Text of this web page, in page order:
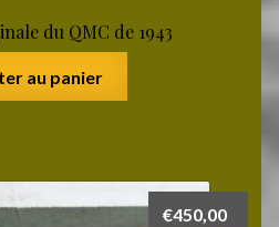
du QMC de 1943
au panier
€450,00